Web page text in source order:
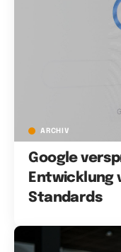
ARCHIV
Google
Entwicklung
Standards